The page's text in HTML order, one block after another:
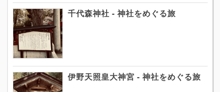
千代森神社 - 神社をめぐる旅
伊野天照皇大神宮 - 神社をめぐる旅